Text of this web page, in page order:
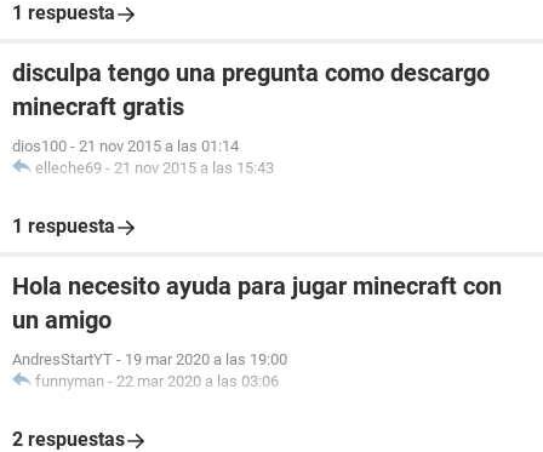
1 respuesta
disculpa tengo una pregunta como descargo
minecraft gratis
dios100 - 21 nov 2015 a las 01:14
elleche69 - 21 nov 2015 a las 15:43
1 respuesta
Hola necesito ayuda para jugar minecraft con
un amigo
AndresStartYT - 19 mar 2020 a las 19:00
funnyman - 22 mar 2020 a las 03:06
2 respuestas